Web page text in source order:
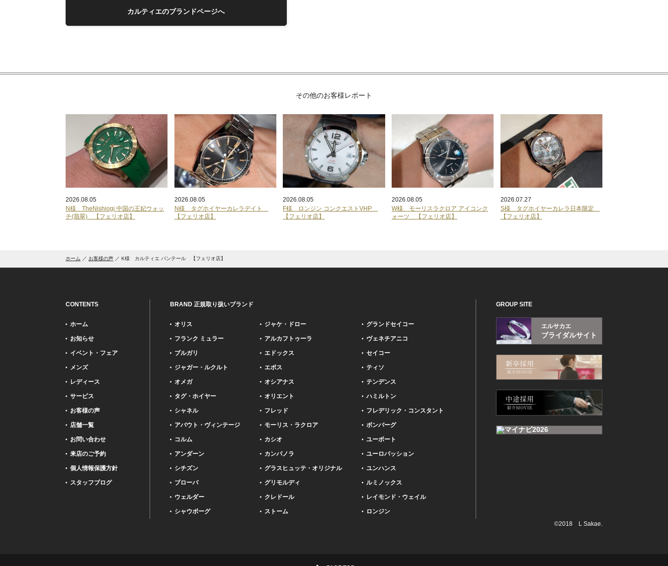
カルティエのブランドページへ
その他のお客様レポート
2026.08.05
N様 TheNishiogi 中国の王妃ウォッ
チ(翡翠) 【フェリオ店】
2026.08.05
N様 タグホイヤーカレラデイト
【フェリオ店】
2026.08.05
F様 ロンジン コンクエストVHP
【フェリオ店】
2026.08.05
W様 モーリスラクロア アイコンク
ォーツ 【フェリオ店】
2026.07.27
S様 タグホイヤーカレラ日本限定
【フェリオ店】
ホーム お客様の声 K様 カルティエ パンテール 【フェリオ店】
CONTENTS
ホーム
お知らせ
イベント・フェア
メンズ
レディース
サービス
お客様の声
店舗一覧
お問い合わせ
来店のご予約
個人情報保護方針
スタッフブログ
BRAND 正規取り扱いブランド
オリス
フランク ミュラー
ブルガリ
ジャガー・ルクルト
オメガ
タグ・ホイヤー
シャネル
アバウト・ヴィンテージ
コルム
アンダーン
シチズン
ブローバ
ウェルダー
シャウボーグ
ジャケ・ドロー
アルカフトゥーラ
エドックス
エポス
オシアナス
オリエント
フレッド
モーリス・ラクロア
カシオ
カンパノラ
グラスヒュッテ・オリジナル
グリモルディ
クレドール
ストーム
グランドセイコー
ヴェネチアニコ
セイコー
ティソ
テンデンス
ハミルトン
フレデリック・コンスタント
ボンバーグ
ユーボート
ユーロパッション
ユンハンス
ルミノックス
レイモンド・ウェイル
ロンジン
GROUP SITE
エルサカエ
ブライダルサイト
©2018 L Sakae.